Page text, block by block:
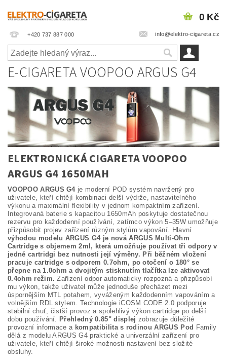
+420 737 887 000 info@elektro-cigareta.cz
0 Kč
E-CIGARETA VOOPOO ARGUS G4
ELEKTRONICKÁ CIGARETA VOOPOO
ARGUS G4 1650MAH
VOOPOO ARGUS G4je moderní POD systém navržený pro
uživatele, kteří chtějí kombinaci delší výdrže, nastavitelného
výkonu a maximální flexibility v jednom kompaktním zařízení.
Integrovaná baterie s kapacitou 1650mAh poskytuje dostatečnou
rezervu pro každodenní používání, zatímco výkon 5–35W umožňuje
přizpůsobit projev zařízení různým stylům vapování. Hlavní
výhodou modelu ARGUS G4 je nová ARGUS Multi-Ohm
Cartridge s objemem 2ml, která umožňuje používat tři odpory v
jedné cartridgi bez nutnosti její výměny. Při běžném vložení
pracuje cartridge s odporem 0.7ohm, po otočení o 180° se
přepne na 1.0ohm a dvojitým stisknutím tlačítka lze aktivovat
0.4ohm režim. Zařízení odpor automaticky rozpozná a přizpůsobí
mu výkon, takže uživatel může jednoduše přecházet mezi
úspornějším MTL potahem, vyváženým každodenním vapováním a
volnějším RDL stylem. Technologie iCOSM CODE 2.0 podporuje
stabilní chuť, čistší provoz a spolehlivý výkon cartridge po delší
dobu používání.
Přehledný 0.85" displej zobrazuje důležité
provozní informace a kompatibilita s rodinou ARGUS Pod Family
dělá z modelu ARGUS G4 praktické a univerzální zařízení pro
uživatele, kteří chtějí široké možnosti nastavení bez složité
obsluhy.